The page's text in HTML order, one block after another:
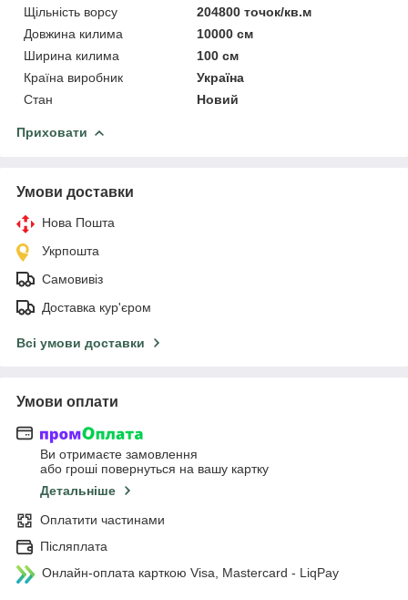
Щільність ворсу
204800 точок/кв.м
Довжина килима
10000 см
Ширина килима
100 см
Країна виробник
Україна
Стан
Новий
Приховати
Умови доставки
Нова Пошта
Укрпошта
Самовивіз
Доставка кур'єром
Всі умови доставки
Умови оплати
Ви отримаєте замовлення
або гроші повернуться на вашу картку
Детальніше
Оплатити частинами
Післяплата
Онлайн-оплата карткою Visa, Mastercard - LiqPay